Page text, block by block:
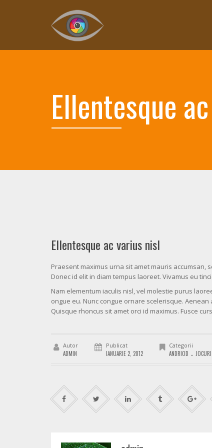
Ellentesque
Ellentesque ac varius nisl
Praesent maximus urna sit amet mauris accumsan,
Donec id elit in diam tempus laoreet. Vivamus eu
Nam elementum iaculis nisl, vel molestie purus
ongue eu. Nunc congue ornare scelerisque.
Quisque rhoncus sit amet orci id maximus. Fusce
Autor
ADMIN
Publicat
IANUARIE 2, 2012
Categorii
ANDRIOD . JOCURI